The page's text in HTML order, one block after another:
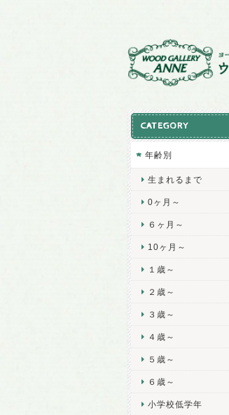
CATEGORY
年齢別
生まれるまで
0ヶ月～
６ヶ月～
10ヶ月～
１歳～
２歳～
３歳～
４歳～
５歳～
６歳～
小学校低学年